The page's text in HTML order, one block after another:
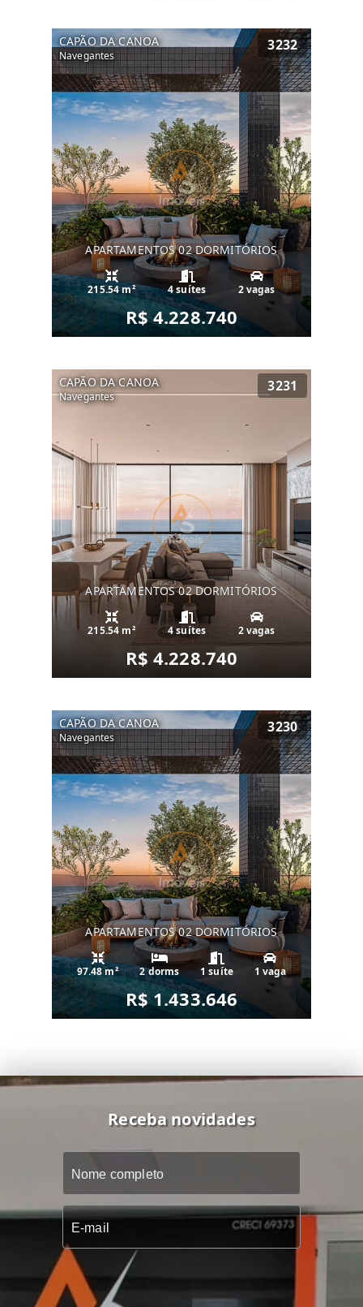
CAPÃO DA CANOA
Navegantes
3232
APARTAMENTOS 02 DORMITÓRIOS
215.54 m² 4 suítes 2 vagas
R$ 4.228.740
CAPÃO DA CANOA
Navegantes
3231
APARTAMENTOS 02 DORMITÓRIOS
215.54 m² 4 suítes 2 vagas
R$ 4.228.740
CAPÃO DA CANOA
Navegantes
3230
APARTAMENTOS 02 DORMITÓRIOS
97.48 m² 2 dorms 1 suíte 1 vaga
R$ 1.433.646
Receba novidades